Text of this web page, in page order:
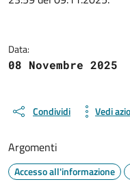
Data:
08 Novembre 2025
Condividi Vedi
Argomenti
Accesso all'informazione